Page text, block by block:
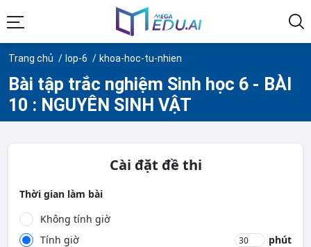
Trang chủ lop-6 khoa-hoc-tu-nhien
Bài tập trắc nghiệm Sinh học 6 - BÀI
10 : NGUYÊN SINH VẬT
Cài đặt đề thi
Thời gian làm bài
Không tính giờ
Tính giờ
phút